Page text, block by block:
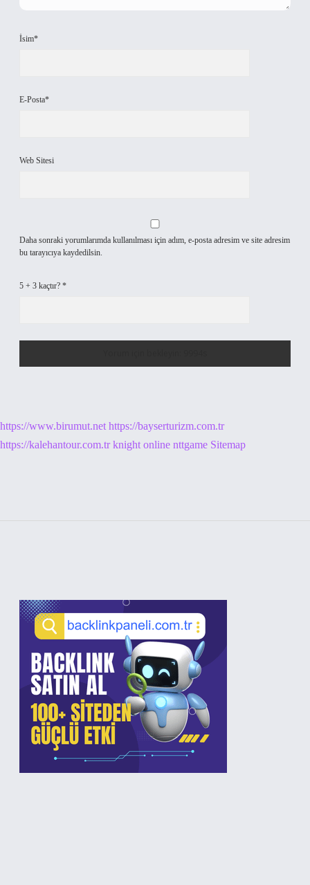
İsim*
E-Posta*
Web Sitesi
Daha sonraki yorumlarımda kullanılması için adım, e-posta adresim ve site adresim
bu tarayıcıya kaydedilsin.
5 + 3 kaçtır? *
https://www.birumut.net https://bayserturizm.com.tr
https://kalehantour.com.tr knight online nttgame Sitemap